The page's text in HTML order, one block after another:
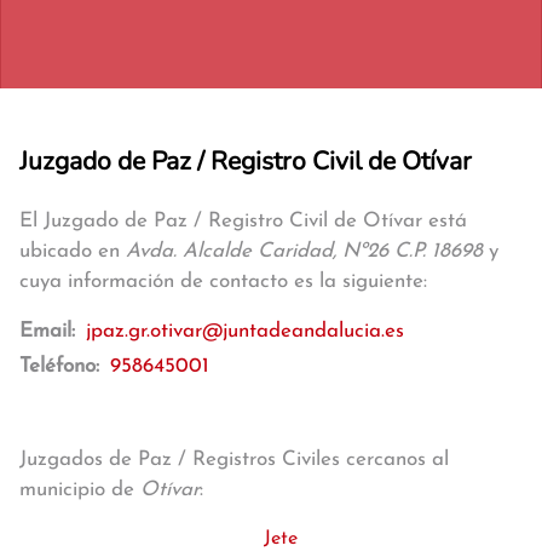
Juzgado de Paz / Registro Civil de Otívar
El Juzgado de Paz / Registro Civil de Otívar está
ubicado en Avda. Alcalde Caridad, Nº26 C.P. 18698y
cuya información de contacto es la siguiente:
Email: jpaz.gr.otivar@juntadeandalucia.es
Teléfono: 958645001
Juzgados de Paz / Registros Civiles cercanos al
municipio de Otívar:
Jete